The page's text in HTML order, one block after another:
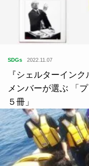
SDGs 2022.11.07
『シェルターイン
メンバーが選ぶ 「
５冊」